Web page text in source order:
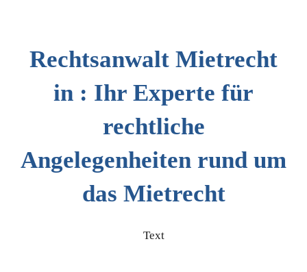
Rechtsanwalt Mietrecht
in : Ihr Experte für
rechtliche
Angelegenheiten rund um
das Mietrecht
Text